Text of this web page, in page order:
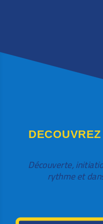
Découverte,
rythme et